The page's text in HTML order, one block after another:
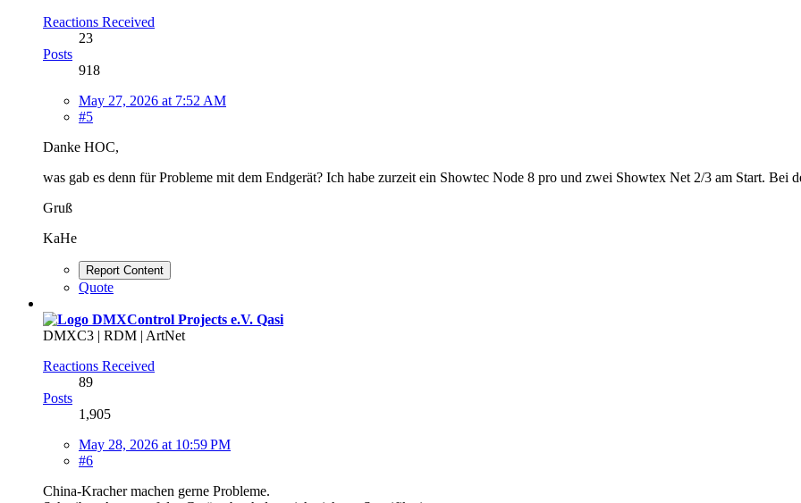
Reactions Received
23
Posts
918
May 27, 2026 at 7:52 AM
#5
Danke HOC,
was gab es denn für Probleme mit dem Endgerät? Ich habe zurzeit ein Showtec Node 8 pro und zwei Showtex Net 2/3 am Start.
Gruß
KaHe
Report Content
Quote
Qasi
DMXC3 | RDM | ArtNet
Reactions Received
89
Posts
1,905
May 28, 2026 at 10:59 PM
#6
China-Kracher machen gerne Probleme.